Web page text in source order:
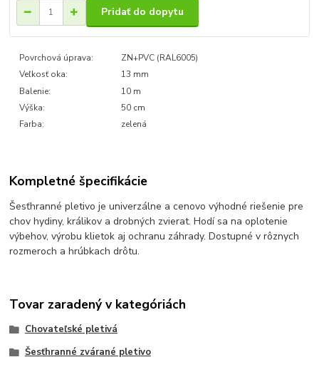
Pridať do dopytu
Povrchová úprava:
ZN+PVC (RAL6005)
Veľkosť oka:
13 mm
Balenie:
10 m
Výška:
50 cm
Farba:
zelená
Kompletné špecifikácie
Šesťhranné pletivo je univerzálne a cenovo výhodné riešenie pre
chov hydiny, králikov a drobných zvierat. Hodí sa na oplotenie
výbehov, výrobu klietok aj ochranu záhrady. Dostupné v rôznych
rozmeroch a hrúbkach drôtu.
Tovar zaradený v kategóriách
Chovateľské pletivá
Šesťhranné zvárané pletivo